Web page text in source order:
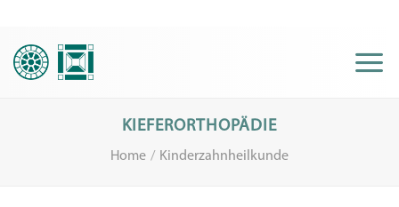
content
KIEFERORTHOPÄDIE
Home / Kinderzahnheilkunde